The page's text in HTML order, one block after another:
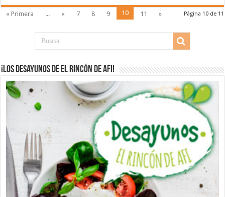
Página 10 de 11
« Primera ... « 7 8 9 10 11 »
¡Los desayunos de El Rincón de Afi!